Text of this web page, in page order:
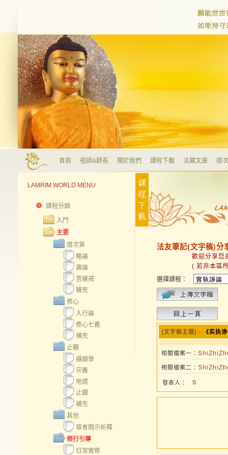
首頁 祖師&師長 關於我們 課程下載 法藏文庫 道
LAMRIM WORLD MENU
課程分類
入門
主要
道次第
略論
廣論
菩薩戒
補充
修心
入行論
修心七義
補充
止觀
攝類學
宗義
地道
止觀
補充
其他
尊者開示析釋
修行引導
日常實修
法友筆記(文字稿)分
歡迎分享您自己的
( 若非本區所屬文
選擇課程：
[文字稿主題] - 《实执
相關檔案一：
相關檔案二：
發表人： S